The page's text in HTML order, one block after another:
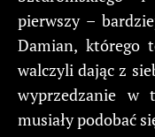
pierwszy –
Damian, którego
walczyli dając z
wyprzedzanie w
musiały podobać